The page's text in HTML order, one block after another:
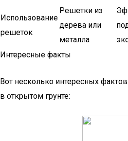
Использование
решеток
Решетки из
дерева или
металла
Интересные факты
Вот несколько интересных
в открытом грунте: